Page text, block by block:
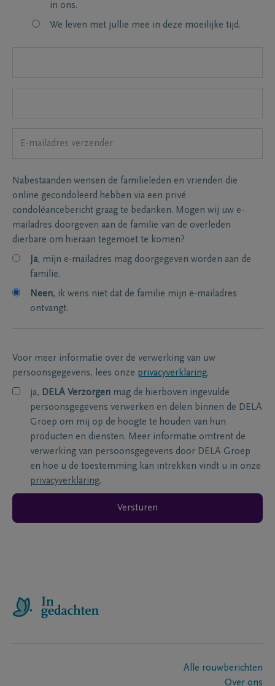
in ons.
We leven met jullie mee in deze moeilijke tijd.
Nabestaanden wensen de familieleden en vrienden die
online gecondoleerd hebben via een privé
condoléancebericht graag te bedanken. Mogen wij uw e-
mailadres doorgeven aan de familie van de overleden
dierbare om hieraan tegemoet te komen?
Ja, mijn e-mailadres mag doorgegeven worden aan de
familie.
Neen, ik wens niet dat de familie mijn e-mailadres
ontvangt.
Voor meer informatie over de verwerking van uw
persoonsgegevens, lees onze privacyverklaring.
ja, DELA Verzorgen mag de hierboven ingevulde
persoonsgegevens verwerken en delen binnen de DELA
Groep om mij op de hoogte te houden van hun
producten en diensten. Meer informatie omtrent de
verwerking van persoonsgegevens door DELA Groep
en hoe u de toestemming kan intrekken vindt u in onze
privacyverklaring.
Versturen
Alle rouwberichten
Over ons